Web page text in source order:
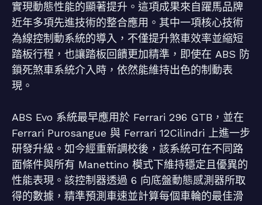
實現動態性能的顯著提升。這項成果來自躍馬品牌
近年多項先進技術的整合應用。其中一項核心技術
為線控制動系統的導入，不僅提升煞車效率並縮短
踏板行程，也讓踏板回饋更加精準，即使在 ABS 防
鎖死煞車系統介入時，依然能維持出色的制動表
現。
ABS Evo 系統最早應用於 Ferrari 296 GTB，並在
Ferrari Purosangue 與 Ferrari 12Cilindri 上進一步
研發升級。如今經重新調校後，該系統可在不同路
面條件與所有 Manettino 模式下維持穩定且優異的
性能表現。該控制器透過 6 向底盤動態感測器所取
得的數據，精準預測車速並計算每個車輪的最佳滑